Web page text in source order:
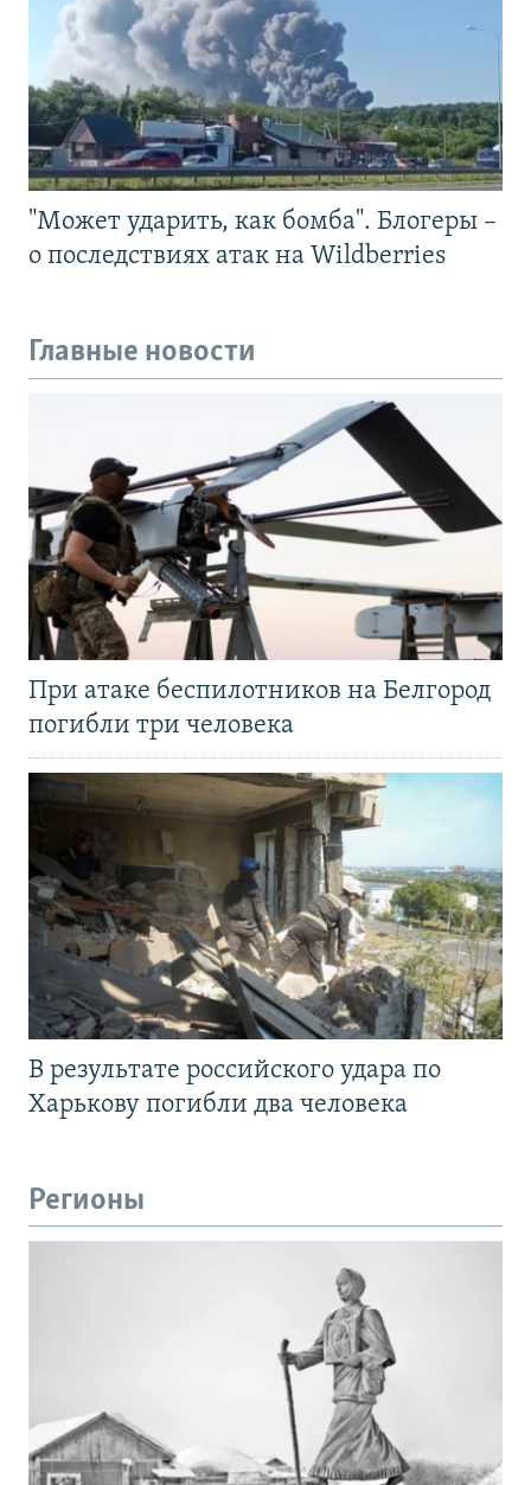
"Может ударить, как бомба". Блогеры –
о последствиях атак на Wildberries
Главные новости
При атаке беспилотников на Белгород
погибли три человека
В результате российского удара по
Харькову погибли два человека
Регионы